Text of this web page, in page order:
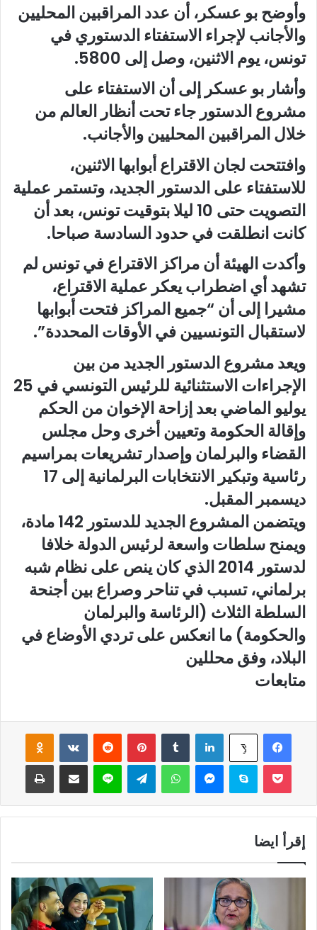
وأوضح بو عسكر، أن عدد المراقبين المحليين
والأجانب لإجراء الاستفتاء الدستوري في
تونس، يوم الاثنين، وصل إلى 5800.
وأشار بو عسكر إلى أن الاستفتاء على
مشروع الدستور جاء تحت أنظار العالم من
خلال المراقبين المحليين والأجانب.
وافتتحت لجان الاقتراع أبوابها الاثنين،
للاستفتاء على الدستور الجديد، وتستمر عملية
التصويت حتى 10 ليلا بتوقيت تونس، بعد أن
كانت انطلقت في حدود السادسة صباحا.
وأكدت الهيئة أن مراكز الاقتراع في تونس لم
تشهد أي اضطراب يعكر عملية الاقتراع،
مشيرا إلى أن “جميع المراكز فتحت أبوابها
لاستقبال التونسيين في الأوقات المحددة”.
ويعد مشروع الدستور الجديد من بين
الإجراءات الاستثنائية للرئيس التونسي في 25
يوليو الماضي بعد إزاحة الإخوان من الحكم
وإقالة الحكومة وتعيين أخرى وحل مجلس
القضاء والبرلمان وإصدار تشريعات بمراسيم
رئاسية وتبكير الانتخابات البرلمانية إلى 17
ديسمبر المقبل.
ويتضمن المشروع الجديد للدستور 142 مادة،
ويمنح سلطات واسعة لرئيس الدولة خلافا
لدستور 2014 الذي كان ينص على نظام شبه
برلماني، تسبب في تناحر وصراع بين أجنحة
السلطة الثلاث (الرئاسة والبرلمان
والحكومة) ما انعكس على تردي الأوضاع في
البلاد، وفق محللين
متابعات
فيسبوك ‫X لينكدإن بينتيريست
سكايب واتساب لاين
إقرأ ايضا